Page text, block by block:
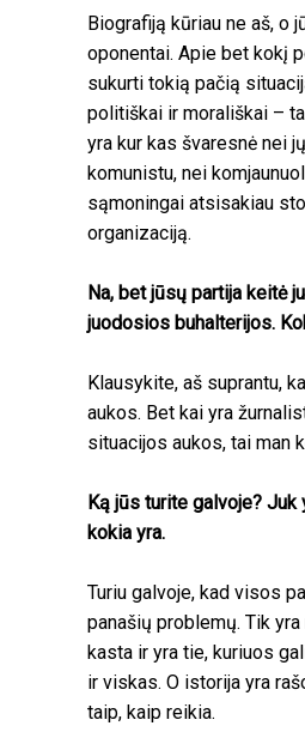
Biografiją kūriau ne aš, o
oponentai. Apie bet kokį
sukurti tokią pačią
politiškai ir morališkai –
yra kur kas švaresnė nei
komunistu, nei
sąmoningai atsisakiau
organizaciją.
Na, bet jūsų partija keitė
juodosios buhalterijos.
Klausykite, aš suprantu,
aukos. Bet kai yra
situacijos aukos, tai man
Ką jūs turite galvoje? Juk
kokia yra.
Turiu galvoje, kad visos
panašių problemų. Tik
kasta ir yra tie, kuriuos
ir viskas. O istorija yra
taip, kaip reikia.